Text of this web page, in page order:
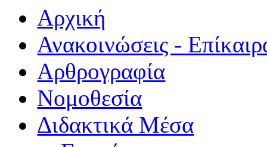
Αρχική
Ανακοινώσεις -
Αρθρογραφία
Νομοθεσία
Διδακτικά Μέσα